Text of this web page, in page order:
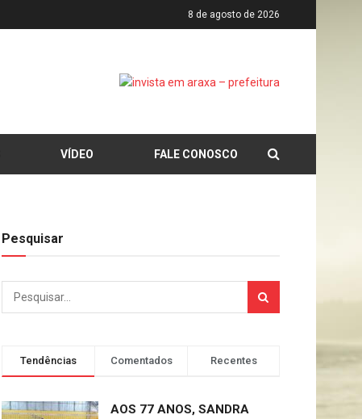
8 de agosto de 2026
VÍDEO FALE CONOSCO
Pesquisar
Tendências Comentados Recentes
AOS 77 ANOS, SANDRA